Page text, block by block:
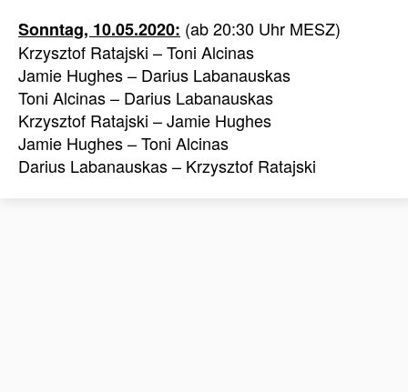
Sonntag, 10.05.2020: (ab 20:30 Uhr MESZ)
Krzysztof Ratajski – Toni Alcinas
Jamie Hughes – Darius Labanauskas
Toni Alcinas – Darius Labanauskas
Krzysztof Ratajski – Jamie Hughes
Jamie Hughes – Toni Alcinas
Darius Labanauskas – Krzysztof Ratajski